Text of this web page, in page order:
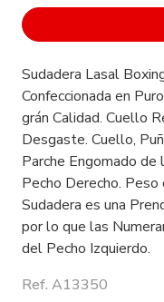
Sudadera Lasal
Confeccionada en
grán Calidad. Cuello
Desgaste. Cuello,
Parche Engomado
Pecho Derecho.
Sudadera es una
por lo que las
del Pecho Izquierdo.
Ref. A13350